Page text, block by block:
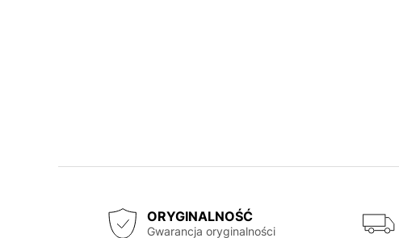
ORYGINALNOŚĆ
Gwarancja oryginalności